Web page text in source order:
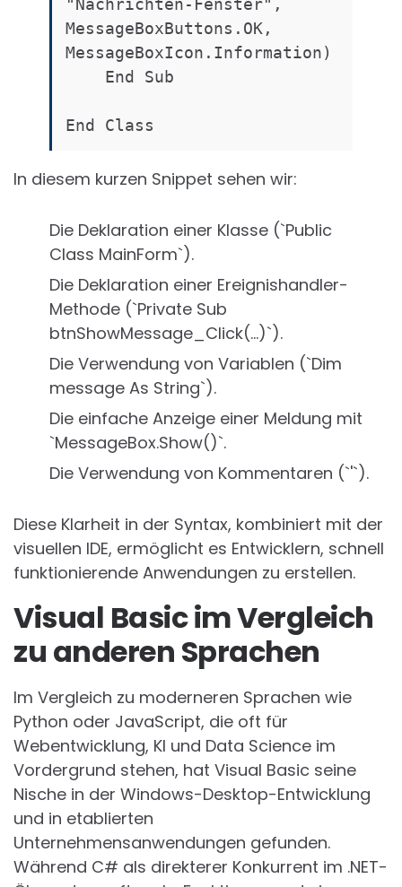
"Nachrichten-Fenster",
MessageBoxButtons.OK,
MessageBoxIcon.Information)
In diesem kurzen Snippet sehen wir:
Die Deklaration einer Klasse (`Public
Class MainForm`).
Die Deklaration einer Ereignishandler-
Methode (`Private Sub
btnShowMessage_Click(...)`).
Die Verwendung von Variablen (`Dim
message As String`).
Die einfache Anzeige einer Meldung mit
`MessageBox.Show()`.
Die Verwendung von Kommentaren (`'`).
Diese Klarheit in der Syntax, kombiniert mit der
visuellen IDE, ermöglicht es Entwicklern, schnell
funktionierende Anwendungen zu erstellen.
Visual Basic im Vergleich
zu anderen Sprachen
Im Vergleich zu moderneren Sprachen wie
Python oder JavaScript, die oft für
Webentwicklung, KI und Data Science im
Vordergrund stehen, hat Visual Basic seine
Nische in der Windows-Desktop-Entwicklung
und in etablierten
Unternehmensanwendungen gefunden.
Während C# als direkterer Konkurrent im .NET-